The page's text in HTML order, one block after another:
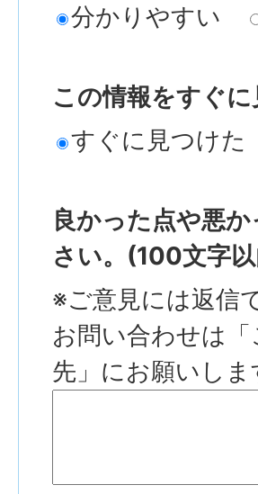
分かりやすい
この情報をすぐ
すぐに見つけた
良かった点や悪
さい。(100文字
※ご意見には返信
お問い合わせは
先」にお願いしま